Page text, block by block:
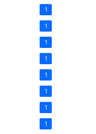
1
1
1
1
1
1
1
1